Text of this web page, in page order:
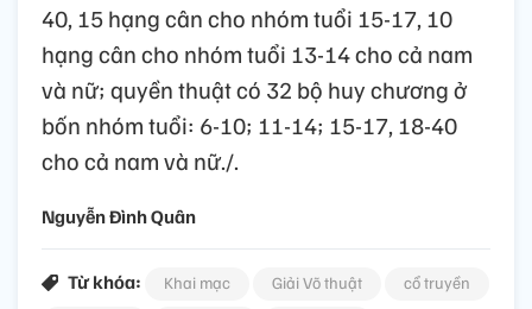
40, 15 hạng cân cho nhóm tuổi 15-17, 10
hạng cân cho nhóm tuổi 13-14 cho cả nam
và nữ; quyền thuật có 32 bộ huy chương ở
bốn nhóm tuổi: 6-10; 11-14; 15-17, 18-40
cho cả nam và nữ./.
Nguyễn Đình Quân
Từ khóa: Khai mạc Giải Võ thuật
cổ truyền